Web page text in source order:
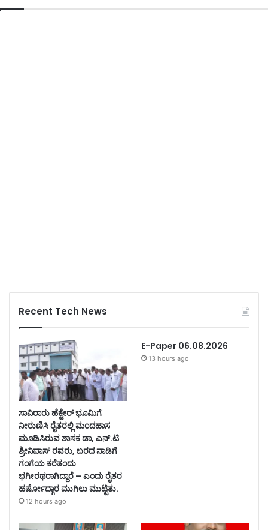
Recent Tech News
ಸಾವಿರಾರು ಹೆಕ್ಟೇರ್ ಭೂಮಿಗೆ
ನೀರುಣಿಸಿ ರೈತರಲ್ಲಿ ಮಂದಹಾಸ
ಮೂಡಿಸಿರುವ ಶಾಸಕ ಡಾ, ಎನ್.ಟಿ
ಶ್ರೀನಿವಾಸ್ ರವರು, ಬರದ ನಾಡಿಗೆ
ಗಂಗೆಯ ಕರೆತಂದು
ಭಗೀರಥರಾಗಿದ್ದಾರೆ – ಎಂದು ರೈತರ
ಹರ್ಷೋದ್ಗಾರ ಮುಗಿಲು ಮುಟ್ಟಿತು.
12 hours ago
E-Paper 06.08.2026
13 hours ago